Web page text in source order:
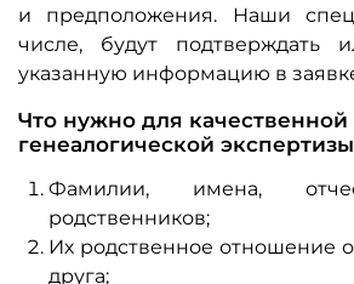
и предположения. Наши
числе, будут подтверждать
указанную информацию в
Что нужно для качественной
генеалогической
Фамилии, имена,
родственников;
Их родственное отношение
друга;